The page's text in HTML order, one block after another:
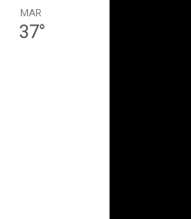
MAR
37°